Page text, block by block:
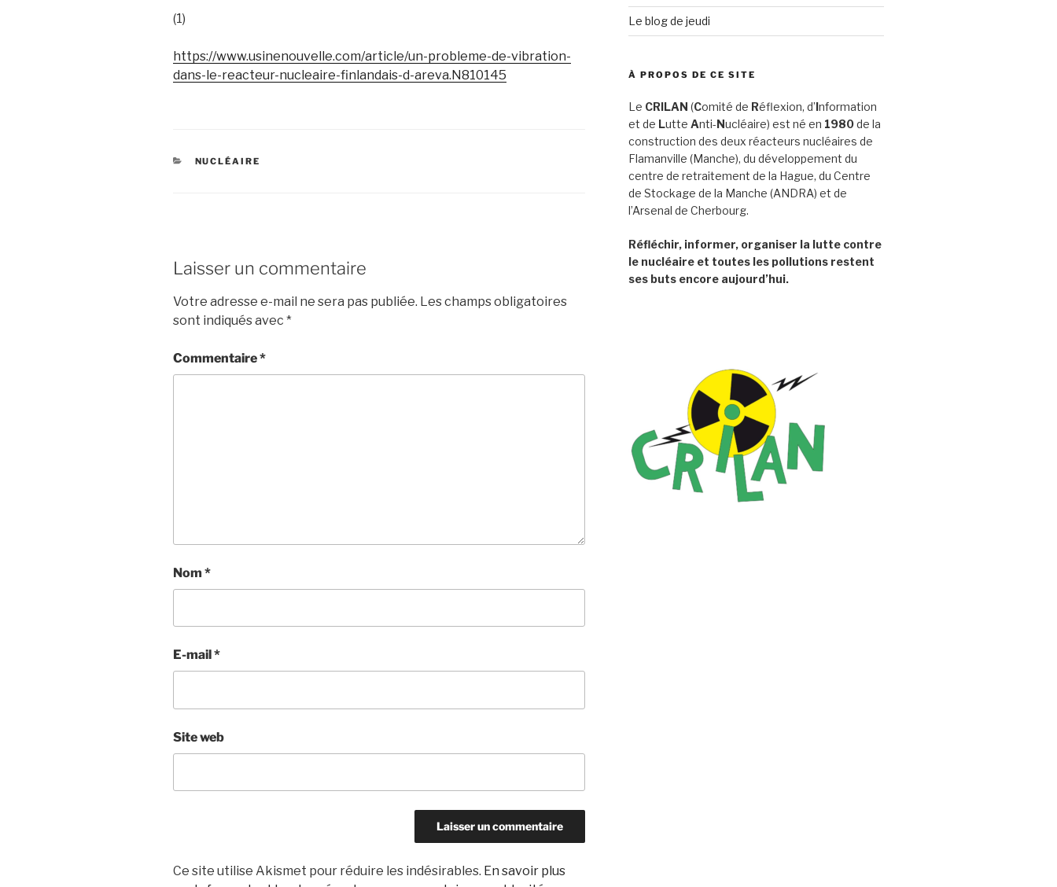
(1)
https://www.usinenouvelle.com/article/un-probleme-de-vibration-
dans-le-reacteur-nucleaire-finlandais-d-areva.N810145
CATÉGORIES
NUCLÉAIRE
Laisser un commentaire
Votre adresse e-mail ne sera pas publiée. Les champs obligatoires
sont indiqués avec *
Commentaire*
Nom *
E-mail *
Site web
Ce site utilise Akismet pour réduire les indésirables. En savoir plus
Le blog de jeudi
À PROPOS DE CE SITE
Le CRILAN (Comité de Réflexion, d’Information
et de Lutte Anti-Nucléaire) est né en 1980de la
construction des deux réacteurs nucléaires de
Flamanville (Manche), du développement du
centre de retraitement de la Hague, du Centre
de Stockage de la Manche (ANDRA) et de
l’Arsenal de Cherbourg.
Réfléchir, informer, organiser la lutte contre
le nucléaire et toutes les pollutions restent
ses buts encore aujourd’hui.